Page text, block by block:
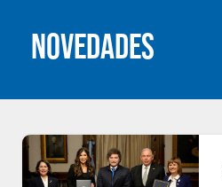
NOVEDADES